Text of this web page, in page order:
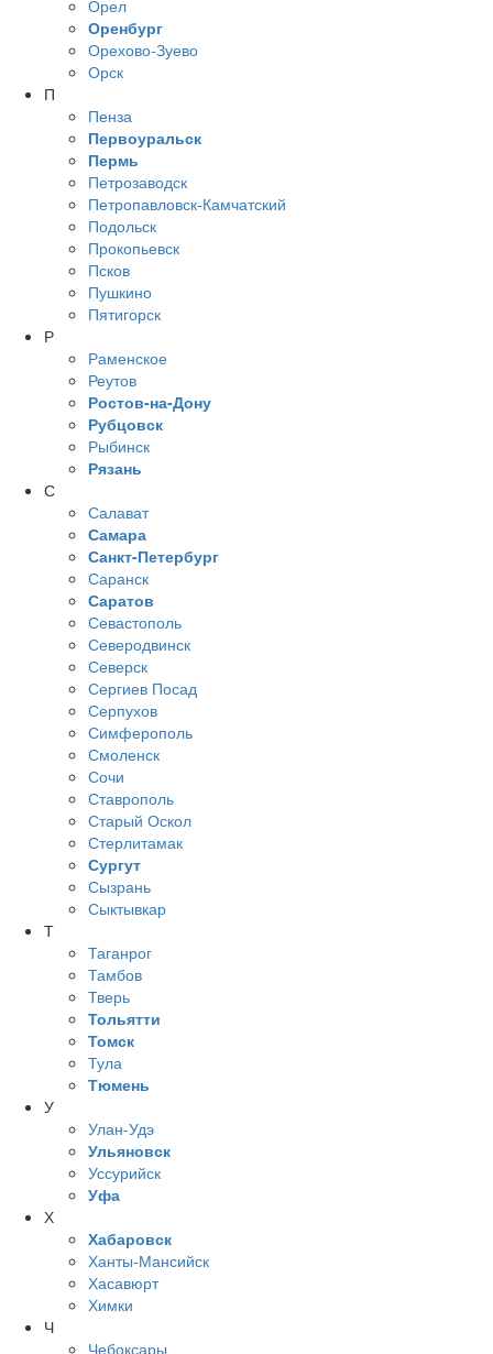
Орел
Оренбург
Орехово-Зуево
Орск
П
Пенза
Первоуральск
Пермь
Петрозаводск
Петропавловск-Камчатский
Подольск
Прокопьевск
Псков
Пушкино
Пятигорск
Р
Раменское
Реутов
Ростов-на-Дону
Рубцовск
Рыбинск
Рязань
С
Салават
Самара
Санкт-Петербург
Саранск
Саратов
Севастополь
Северодвинск
Северск
Сергиев Посад
Серпухов
Симферополь
Смоленск
Сочи
Ставрополь
Старый Оскол
Стерлитамак
Сургут
Сызрань
Сыктывкар
Т
Таганрог
Тамбов
Тверь
Тольятти
Томск
Тула
Тюмень
У
Улан-Удэ
Ульяновск
Уссурийск
Уфа
Х
Хабаровск
Ханты-Мансийск
Хасавюрт
Химки
Ч
Чебоксары